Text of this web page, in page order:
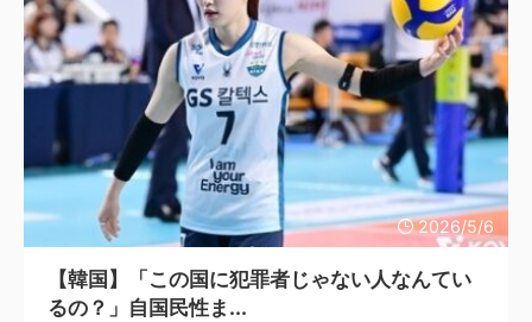
2026/5/6
【韓国】「この国に犯罪者じゃない人なんてい
るの？」自国民性ま...